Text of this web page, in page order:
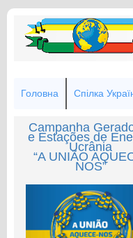
Головна Спілка
Campanha
e Estações de
Ucrânia
“A UNIÃO
NOS”